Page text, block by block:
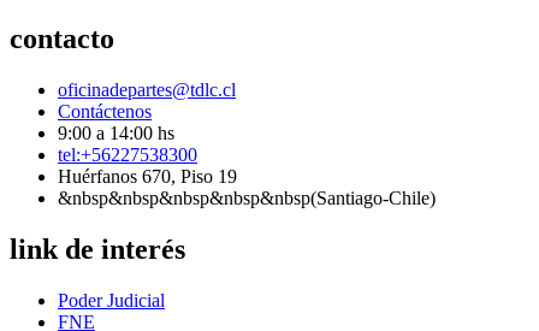
contacto
oficinadepartes@tdlc.cl
Contáctenos
9:00 a 14:00 hs
tel:+56227538300
Huérfanos 670, Piso 19
&nbsp&nbsp&nbsp&nbsp&nbsp(Santiago-Chile)
link de interés
Poder Judicial
FNE